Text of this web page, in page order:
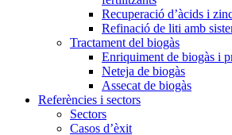
Recuperació d’àcids i
Refinació de liti amb
Tractament del biogàs
Enriquiment de biogàs i
Neteja de biogàs
Assecat de biogàs
Referències i sectors
Sectors
Casos d’èxit